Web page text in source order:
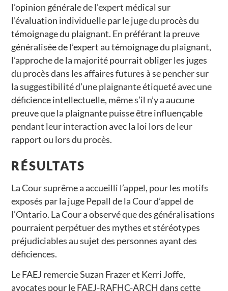
l’opinion générale de l’expert médical sur
l’évaluation individuelle par le juge du procès du
témoignage du plaignant. En préférant la preuve
généralisée de l’expert au témoignage du plaignant,
l’approche de la majorité pourrait obliger les juges
du procès dans les affaires futures à se pencher sur
la suggestibilité d’une plaignante étiqueté avec une
déficience intellectuelle, même s’il n’y a aucune
preuve que la plaignante puisse être influençable
pendant leur interaction avec la loi lors de leur
rapport ou lors du procès.
RÉSULTATS
La Cour suprême a accueilli l’appel, pour les motifs
exposés par la juge Pepall de la Cour d’appel de
l’Ontario. La Cour a observé que des généralisations
pourraient perpétuer des mythes et stéréotypes
préjudiciables au sujet des personnes ayant des
déficiences.
Le FAEJ remercie Suzan Frazer et Kerri Joffe,
avocates pour le FAEJ-RAFHC-ARCH dans cette